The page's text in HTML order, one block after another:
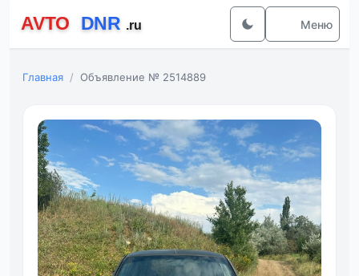
Меню
Главная Объявление № 2514889